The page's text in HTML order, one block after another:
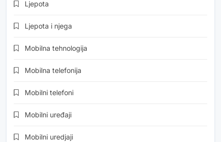
Ljepota
Ljepota i njega
Mobilna tehnologija
Mobilna telefonija
Mobilni telefoni
Mobilni uređaji
Mobilni uredjaji